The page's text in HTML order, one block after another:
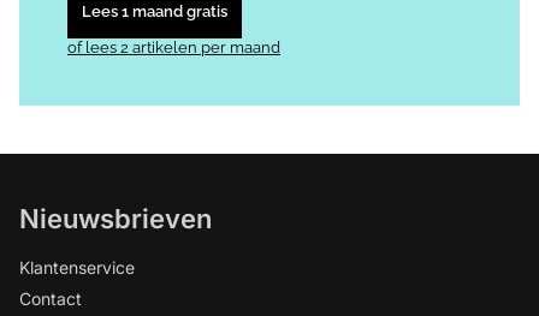
Lees 1 maand gratis
of lees 2 artikelen per maand
Nieuwsbrieven
Klantenservice
Contact